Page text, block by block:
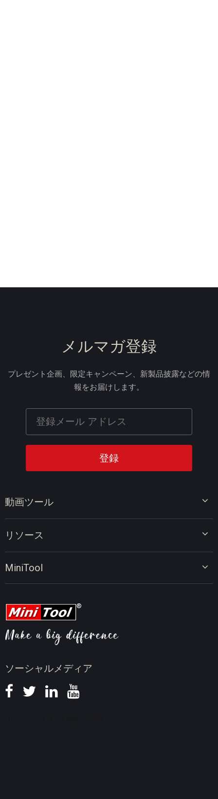
ソーシャルメディア
動画ツール
ビデオコンバーター
リソース
動画圧縮のヒント
画面録画のヒント
ニュース
MiniTool
メルマガ登録
プレゼント企画、限定キャンペーン、新製品披露などの情
報をお届けします。